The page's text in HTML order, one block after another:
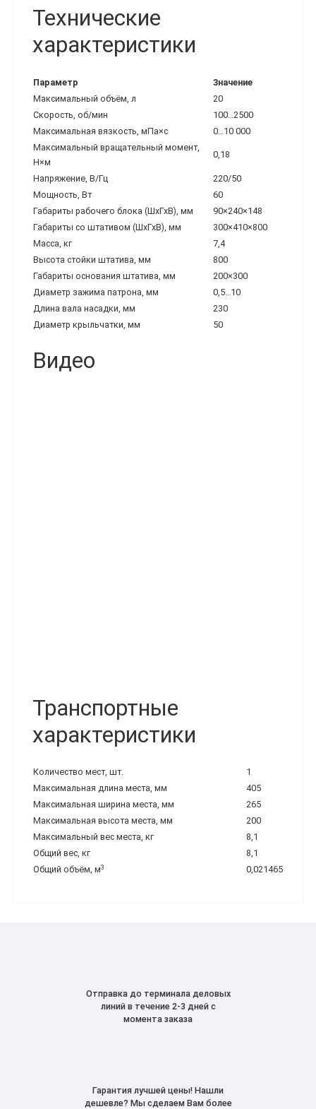
Технические
характеристики
Параметр
Значение
Максимальный объём, л
20
Скорость, об/мин
100…2500
Максимальная вязкость, мПа×с
0…10 000
Максимальный вращательный момент,
Н×м
0,18
Напряжение, В/Гц
220/50
Мощность, Вт
60
Габариты рабочего блока (ШхГхВ), мм
90×240×148
Габариты со штативом (ШхГхВ), мм
300×410×800
Масса, кг
7,4
Высота стойки штатива, мм
800
Габариты основания штатива, мм
200×300
Диаметр зажима патрона, мм
0,5…10
Длина вала насадки, мм
230
Диаметр крыльчатки, мм
50
Видео
Транспортные
характеристики
Количество мест, шт.
1
Максимальная длина места, мм
405
Максимальная ширина места, мм
265
Максимальная высота места, мм
200
Максимальный вес места, кг
8,1
Общий вес, кг
8,1
Общий объём, м3 0,021465
Отправка до терминала деловых
линий в течение 2-3 дней с
момента заказа
Гарантия лучшей цены! Нашли
дешевле? Мы сделаем Вам более